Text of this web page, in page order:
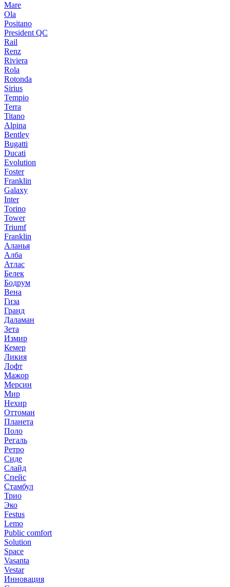
Mare
Ola
Positano
President QC
Rail
Renz
Riviera
Rola
Rotonda
Sirius
Tempio
Terra
Titano
Alpina
Bentley
Bugatti
Ducati
Evolution
Foster
Franklin
Galaxy
Inter
Torino
Tower
Triumf
Franklin
Аланья
Алба
Атлас
Белек
Бодрум
Вена
Гиза
Гранд
Даламан
Зета
Измир
Кемер
Ликия
Лофт
Мажор
Мерсин
Мир
Нехир
Оттоман
Планета
Поло
Регаль
Ретро
Сиде
Слайд
Спейс
Стамбул
Трио
Эко
Festus
Lemo
Public comfort
Solution
Space
Vasanta
Vestar
Инновация